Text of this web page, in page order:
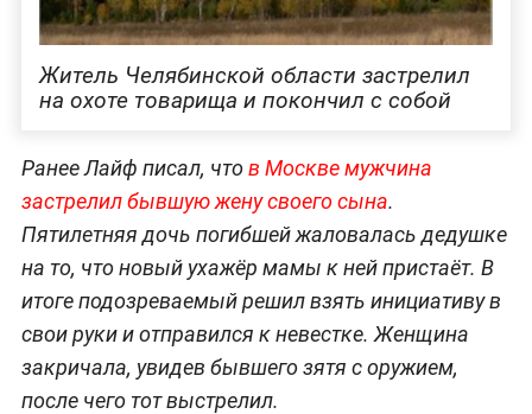
Житель Челябинской области застрелил
на охоте товарища и покончил с собой
Ранее Лайф писал, чтов Москве мужчина
застрелил бывшую жену своего сына.
Пятилетняя дочь погибшей жаловалась дедушке
на то, что новый ухажёр мамы к ней пристаёт. В
итоге подозреваемый решил взять инициативу в
свои руки и отправился к невестке. Женщина
закричала, увидев бывшего зятя с оружием,
после чего тот выстрелил.